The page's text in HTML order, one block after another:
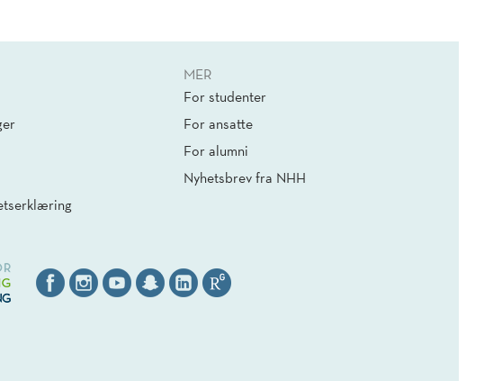
MER
For studenter
For ansatte
For alumni
Nyhetsbrev fra NHH